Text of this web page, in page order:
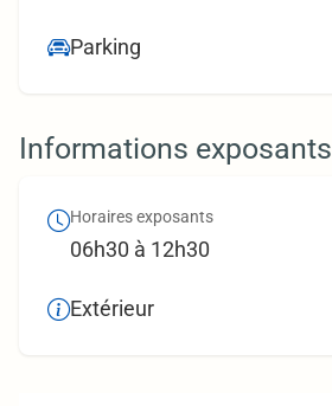
Parking
Informations exposants
Horaires exposants
06h30 à 12h30
Extérieur